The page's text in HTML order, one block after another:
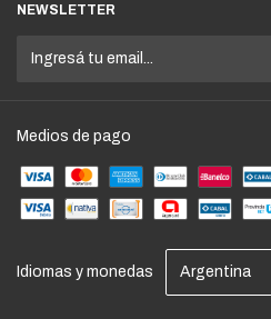
NEWSLETTER
Medios de pago
Idiomas y monedas